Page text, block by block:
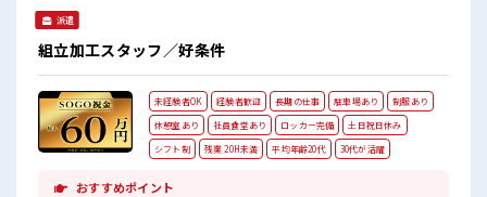
派遣
組立加工スタッフ／好条件
未経験者OK 経験者歓迎 長期の仕事 駐車場あり
制服あり
休憩室あり
社員食堂あり ロッカー完備
土日祝日休み
シフト制
残業 20H未満 平均年齢20代 30代が活躍
おすすめポイント